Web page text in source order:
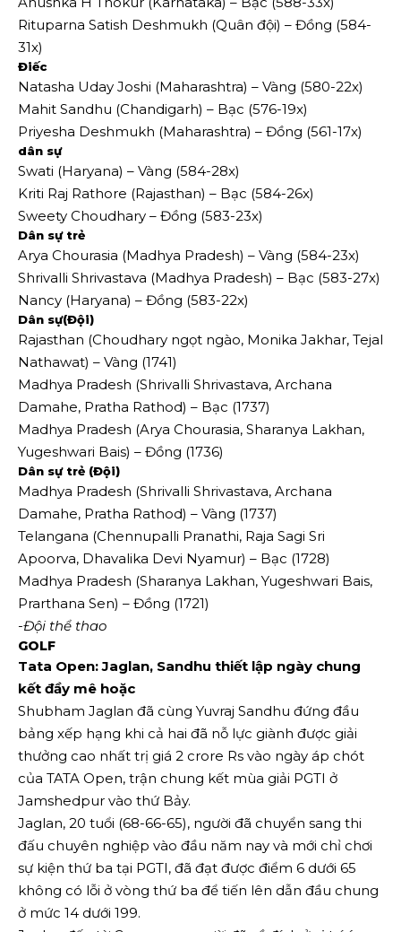
Rituparna Satish Deshmukh (Quân đội) – Đồng (584-
31x)
Điếc
Natasha Uday Joshi (Maharashtra) – Vàng (580-22x)
Mahit Sandhu (Chandigarh) – Bạc (576-19x)
Priyesha Deshmukh (Maharashtra) – Đồng (561-17x)
dân sự
Swati (Haryana) – Vàng (584-28x)
Kriti Raj Rathore (Rajasthan) – Bạc (584-26x)
Sweety Choudhary – Đồng (583-23x)
Dân sự trẻ
Arya Chourasia (Madhya Pradesh) – Vàng (584-23x)
Shrivalli Shrivastava (Madhya Pradesh) – Bạc (583-27x)
Nancy (Haryana) – Đồng (583-22x)
Dân sự(Đội)
Rajasthan (Choudhary ngọt ngào, Monika Jakhar, Tejal
Nathawat) – Vàng (1741)
Madhya Pradesh (Shrivalli Shrivastava, Archana
Damahe, Pratha Rathod) – Bạc (1737)
Madhya Pradesh (Arya Chourasia, Sharanya Lakhan,
Yugeshwari Bais) – Đồng (1736)
Dân sự trẻ (Đội)
Madhya Pradesh (Shrivalli Shrivastava, Archana
Damahe, Pratha Rathod) – Vàng (1737)
Telangana (Chennupalli Pranathi, Raja Sagi Sri
Apoorva, Dhavalika Devi Nyamur) – Bạc (1728)
Madhya Pradesh (Sharanya Lakhan, Yugeshwari Bais,
Prarthana Sen) – Đồng (1721)
-Đội thể thao
GOLF
Tata Open: Jaglan, Sandhu thiết lập ngày chung
kết đầy mê hoặc
Shubham Jaglan đã cùng Yuvraj Sandhu đứng đầu
bảng xếp hạng khi cả hai đã nỗ lực giành được giải
thưởng cao nhất trị giá 2 crore Rs vào ngày áp chót
của TATA Open, trận chung kết mùa giải PGTI ở
Jamshedpur vào thứ Bảy.
Jaglan, 20 tuổi (68-66-65), người đã chuyển sang thi
đấu chuyên nghiệp vào đầu năm nay và mới chỉ chơi
sự kiện thứ ba tại PGTI, đã đạt được điểm 6 dưới 65
không có lỗi ở vòng thứ ba để tiến lên dẫn đầu chung
ở mức 14 dưới 199.